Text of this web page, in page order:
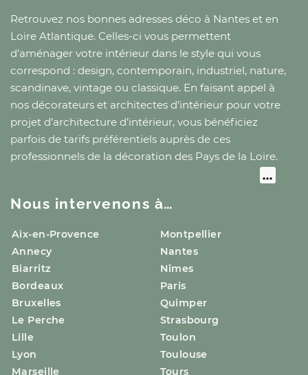
Retrouvez nos bonnes adresses déco à Nantes et en
Loire Atlantique. Celles-ci vous permettent
d’aménager votre intérieur dans le style qui vous
correspond : design, contemporain, industriel, nature,
scandinave, vintage ou classique. En faisant appel à
nos décorateurs et architectes d’intérieur pour votre
projet d’architecture d’intérieur, vous bénéficiez
parfois de tarifs préférentiels auprès de ces
professionnels de la décoration des Pays de la Loire.
Nous intervenons à…
Aix-en-Provence
Annecy
Biarritz
Bordeaux
Bruxelles
Le Perche
Lille
Lyon
Marseille
Montpellier
Nantes
Nîmes
Paris
Quimper
Strasbourg
Toulon
Toulouse
Tours